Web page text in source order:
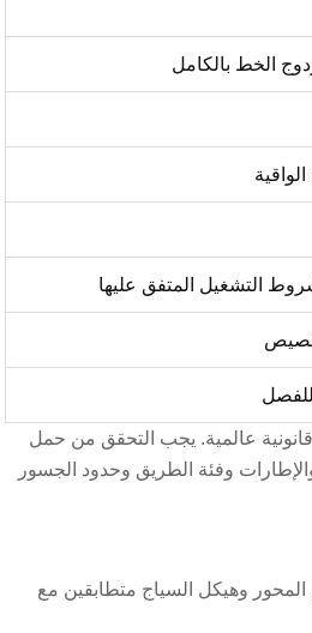
الخط بالكامل
طريق قانونية عالمية. يجب التحقق من حمل
وفئة الطريق وحدود الجسور
المحور وهيكل السياج متطابقين مع